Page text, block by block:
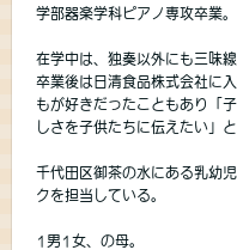
学部器楽学科ピアノ専攻卒業。
在学中は、独奏以外にも三味線
卒業後は日清食品株式会社に
もが好きだったこともあり「
しさを子供たちに伝えたい」
千代田区御茶の水にある乳幼
クを担当している。
1男1女、の母。